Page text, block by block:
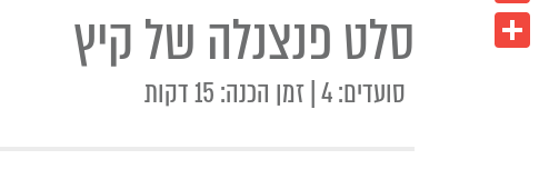
סלט פנצנלה של קיץ
סועדים: 4 | זמן הכנה: 15 דקות
WhatsApp